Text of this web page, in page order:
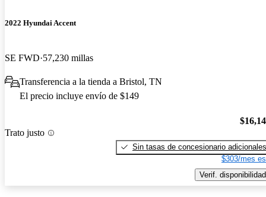
2022 Hyundai Accent
SE FWD 57,230 millas
Transferencia a la tienda a Bristol, TN
El precio incluye envío de $149
Trato justo
Sin tasas de concesionario adicionales
$303/mes
Verif. disponibilidad